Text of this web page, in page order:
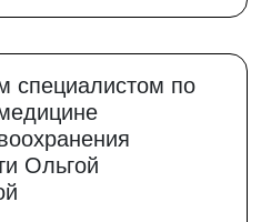
специалистом по
Ольгой